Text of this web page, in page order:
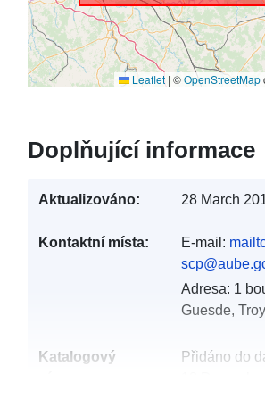
Leaflet | ©OpenStreetMap
Doplňující informace
Aktualizováno: 28 March
Kontaktní místa: E-mail:
Adresa: 1
Guesde,
Katalogový
Přidáno do